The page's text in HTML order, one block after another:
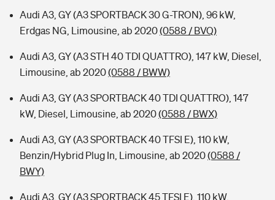
Audi A3, GY (A3 SPORTBACK 30 G-TRON), 96 kW,
Erdgas NG, Limousine, ab 2020(0588 / BVQ)
Audi A3, GY (A3 STH 40 TDI QUATTRO), 147 kW, Diesel,
Limousine, ab 2020(0588 / BWW)
Audi A3, GY (A3 SPORTBACK 40 TDI QUATTRO), 147
kW, Diesel, Limousine, ab 2020(0588 / BWX)
Audi A3, GY (A3 SPORTBACK 40 TFSI E), 110 kW,
Benzin/Hybrid Plug In, Limousine, ab 2020(0588 /
BWY)
Audi A3, GY (A3 SPORTBACK 45 TFSI E), 110 kW,